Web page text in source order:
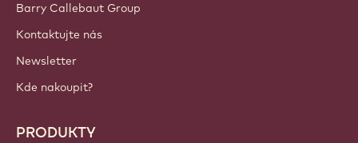
Barry Callebaut Group
Kontaktujte nás
Newsletter
Kde nakoupit?
PRODUKTY